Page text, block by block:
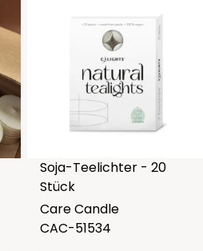
Soja-Teelichter - 20
Stück
Care Candle
CAC-51534